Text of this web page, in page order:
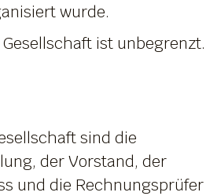
wurde.
ist unbegrenzt.
sind die
der Vorstand, der
und die Rechnungsprüfer